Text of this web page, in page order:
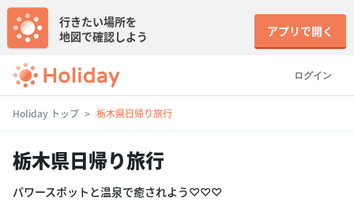
ログイン
行きたい場所を
地図で確認しよう
アプリで開く
Holiday トップ 栃木県日帰り旅行
栃木県日帰り旅行
パワースポットと温泉で癒されよう♡♡♡